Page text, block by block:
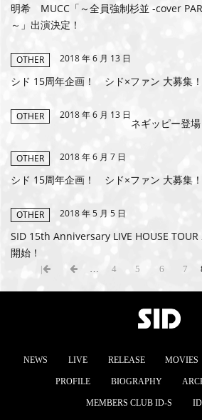
明希 MUCC「～全員強制杉並 -cover
～」出演決定！
OTHER 2018 年 6 月 13 日
シド 15周年企画！ シド×ファン 大募集
OTHER 2018 年 6 月 13 日
ネギッピー登場
OTHER 2018 年 6 月 7 日
シド 15周年企画！ シド×ファン 大募集！
OTHER 2018 年 5 月 5 日
SID 15th Anniversary LIVE HOUSE
開始！
| 4 5 6 7
NEWS LIVE RELEASE MOVIES
PROFILE BIOGRAPHY
MEMBERS CLUB ID-S